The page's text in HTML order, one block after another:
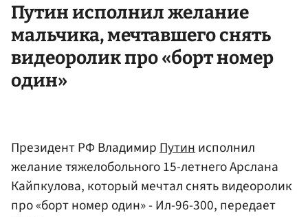
Путин исполнил желание
мальчика, мечтавшего снять
видеоролик про «борт номер
один»
Президент РФ ВладимирПутинисполнил
желание тяжелобольного 15-летнего Арслана
Кайпкулова, который мечтал снять видеоролик
про «борт номер один» - Ил-96-300, передает